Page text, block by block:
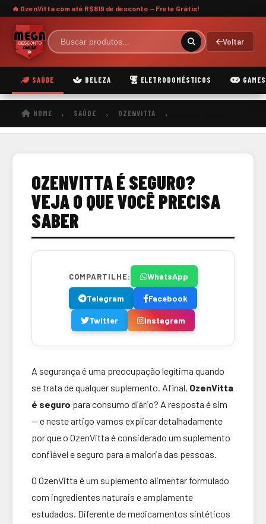
🔥 OzenVitta com até R$819 de desconto — Frete Grátis!
Voltar
SAÚDE BELEZA ELETRODOMÉSTICOS GAMES
HOME › SAÚDE › OZENVITTA ›
OZENVITTA É SEGURO?
VEJA O QUE VOCÊ PRECISA
SABER
COMPARTILHE: WhatsApp
Telegram Facebook
Twitter Instagram
A segurança é uma preocupação legítima quando
se trata de qualquer suplemento. Afinal, OzenVitta
é seguro para consumo diário? A resposta é sim
— e neste artigo vamos explicar detalhadamente
por que o OzenVitta é considerado um suplemento
confiável e seguro para a maioria das pessoas.
O OzenVitta é um suplemento alimentar formulado
com ingredientes naturais e amplamente
estudados. Diferente de medicamentos sintéticos